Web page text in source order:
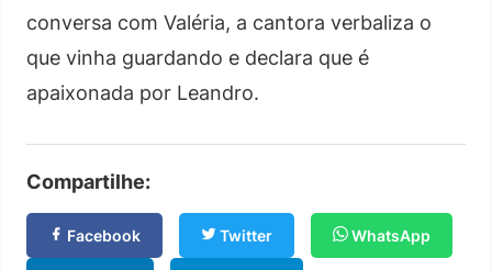
conversa com Valéria, a cantora verbaliza o
que vinha guardando e declara que é
apaixonada por Leandro.
Compartilhe:
Facebook Twitter WhatsApp